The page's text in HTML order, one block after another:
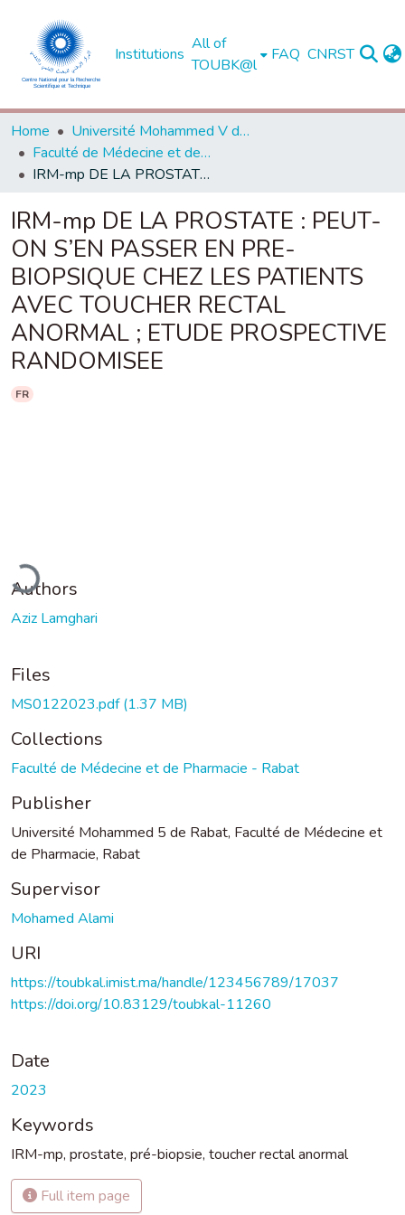
Institutions
All of
TOUBK@l
FAQ CNRST
Home
Université Mohammed V de Rabat
Faculté de Médecine et de Pharmacie - Rabat
IRM-mp DE LA PROSTATE : PEUT-ON S’EN PASSER EN PRE-BIOPSIQUE CHEZ LES PATIENTS AVEC TOUCHER RECTAL ANORMAL ; ETUDE PROSPECTIVE RANDOMISEE
IRM-mp DE LA PROSTATE : PEUT-
ON S’EN PASSER EN PRE-
BIOPSIQUE CHEZ LES PATIENTS
AVEC TOUCHER RECTAL
ANORMAL ; ETUDE PROSPECTIVE
RANDOMISEE
FR
Authors
Aziz Lamghari
Files
MS0122023.pdf(1.37 MB)
Collections
Faculté de Médecine et de Pharmacie - Rabat
Publisher
Université Mohammed 5 de Rabat, Faculté de Médecine et
de Pharmacie, Rabat
Supervisor
Mohamed Alami
URI
https://toubkal.imist.ma/handle/123456789/17037
https://doi.org/10.83129/toubkal-11260
Date
2023
Keywords
IRM-mp, prostate, pré-biopsie, toucher rectal anormal
Full item page